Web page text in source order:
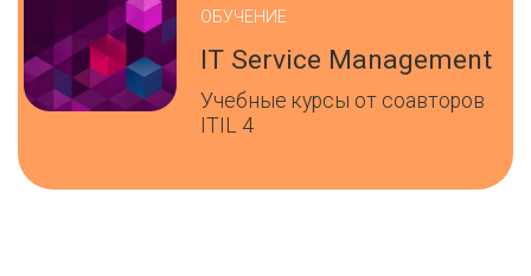
ОБУЧЕНИЕ
IT Service Management
Учебные курсы от соавторов
ITIL 4